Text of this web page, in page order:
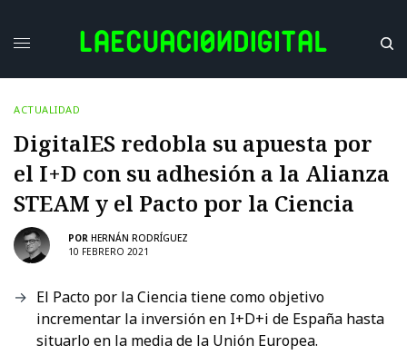
ACTUALIDAD
DigitalES redobla su apuesta por
el I+D con su adhesión a la Alianza
STEAM y el Pacto por la Ciencia
POR HERNÁN RODRÍGUEZ
10 FEBRERO 2021
El Pacto por la Ciencia tiene como objetivo
incrementar la inversión en I+D+i de España hasta
situarlo en la media de la Unión Europea.